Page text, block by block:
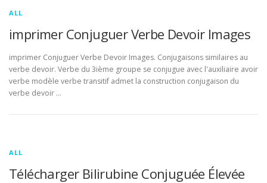
ALL
imprimer Conjuguer Verbe Devoir Images
imprimer Conjuguer Verbe Devoir Images. Conjugaisons similaires au
verbe devoir. Verbe du 3ième groupe se conjugue avec l'auxiliaire avoir
verbe modèle verbe transitif admet la construction conjugaison du
verbe devoir …
ALL
Télécharger Bilirubine Conjuguée Élevée